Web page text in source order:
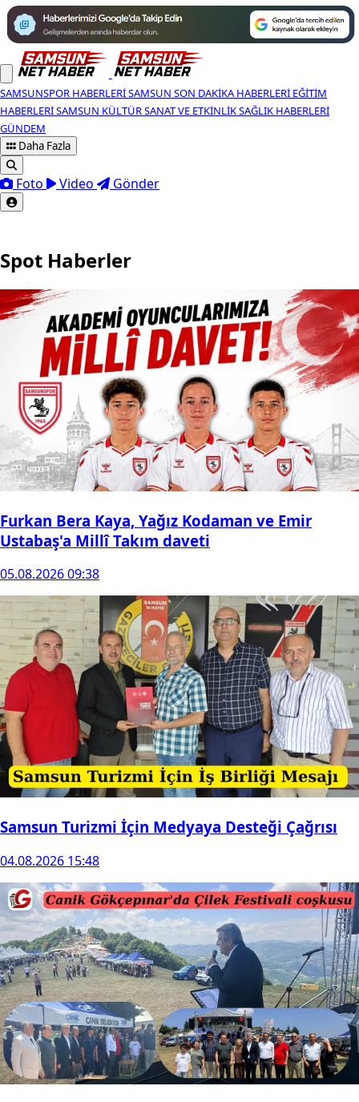
SAMSUNSPOR HABERLERISAMSUN SON DAKIKA HABERLERI EĞITIM
HABERLERISAMSUN KÜLTÜR SANAT VE ETKINLIKSAĞLIK HABERLERI
GÜNDEM
Daha Fazla
Foto Video Gönder
Spot Haberler
Furkan Bera Kaya, Yağız Kodaman ve Emir
Ustabaş'a Millî Takım daveti
05.08.2026 09:38
Samsun Turizmi İçin Medyaya Desteği Çağrısı
04.08.2026 15:48